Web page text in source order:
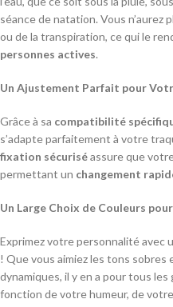
séance de natation. Vous n’aurez
ou de la transpiration, ce qui le
personnes actives.
Un Ajustement Parfait pour
Grâce à sa compatibilité
s’adapte parfaitement à votre
fixation sécuriséassure que
permettant un changement
Un Large Choix de Couleurs
Exprimez votre personnalité avec
! Que vous aimiez les tons
dynamiques, il y en a pour tous
fonction de votre humeur, de